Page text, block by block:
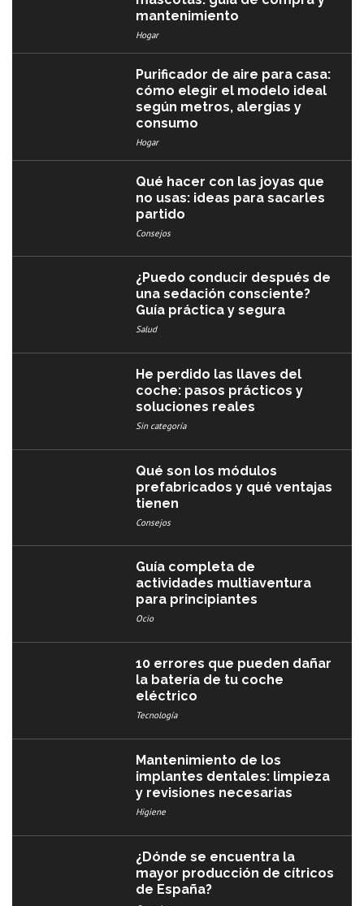
mantenimiento
Hogar
Purificador de aire para casa:
cómo elegir el modelo ideal
según metros, alergias y
consumo
Hogar
Qué hacer con las joyas que
no usas: ideas para sacarles
partido
Consejos
¿Puedo conducir después de
una sedación consciente?
Guía práctica y segura
Salud
He perdido las llaves del
coche: pasos prácticos y
soluciones reales
Sin categoría
Qué son los módulos
prefabricados y qué ventajas
tienen
Consejos
Guía completa de
actividades multiaventura
para principiantes
Ocio
10 errores que pueden dañar
la batería de tu coche
eléctrico
Tecnología
Mantenimiento de los
implantes dentales: limpieza
y revisiones necesarias
Higiene
¿Dónde se encuentra la
mayor producción de cítricos
de España?